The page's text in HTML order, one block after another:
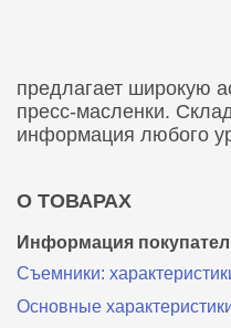
предлагает широкую
пресс-масленки.
информация любого
О ТОВАРАХ
Информация
Съемники:
Основные